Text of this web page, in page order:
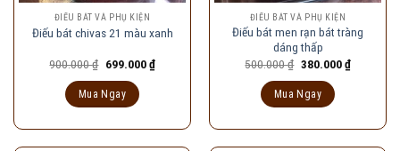
ĐIẾU BÁT VÀ PHỤ KIỆN
Điếu bát chivas 21 màu xanh
900.000₫ Giá
900.000 ₫.
699.000₫Giá
hiện
Mua Ngay
ĐIẾU BÁT VÀ PHỤ KIỆN
Điếu bát men rạn bát tràng
dáng thấp
500.000₫ Giá
500.000 ₫.
380.000₫Giá
hiện
Mua Ngay